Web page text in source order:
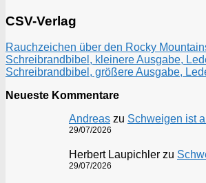
CSV-Verlag
Rauchzeichen über den Rocky
Schreibrandbibel, kleinere Ausgabe,
Schreibrandbibel, größere Ausgabe,
Neueste Kommentare
Andreas zu Schweigen ist
29/07/2026
Herbert Laupichler zu
29/07/2026